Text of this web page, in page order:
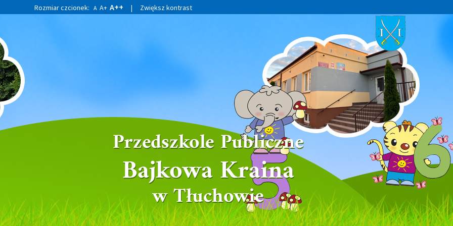
Rozmiar czcionek: A A+ A++ | Zwiększ kontrast